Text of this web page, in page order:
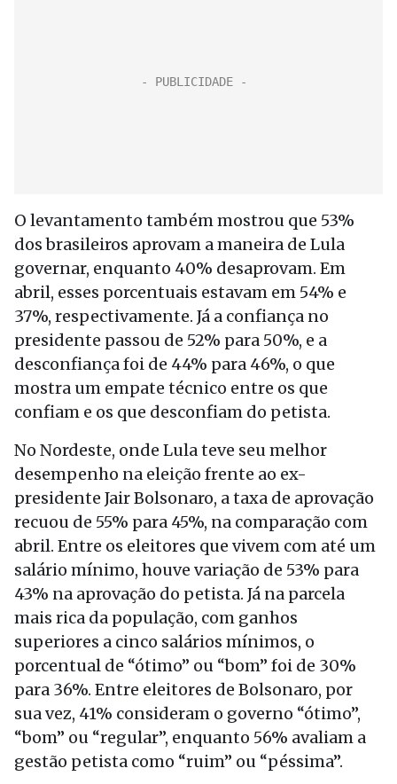
O levantamento também mostrou que 53%
dos brasileiros aprovam a maneira de Lula
governar, enquanto 40% desaprovam. Em
abril, esses porcentuais estavam em 54% e
37%, respectivamente. Já a confiança no
presidente passou de 52% para 50%, e a
desconfiança foi de 44% para 46%, o que
mostra um empate técnico entre os que
confiam e os que desconfiam do petista.
No Nordeste, onde Lula teve seu melhor
desempenho na eleição frente ao ex-
presidente Jair Bolsonaro, a taxa de aprovação
recuou de 55% para 45%, na comparação com
abril. Entre os eleitores que vivem com até um
salário mínimo, houve variação de 53% para
43% na aprovação do petista. Já na parcela
mais rica da população, com ganhos
superiores a cinco salários mínimos, o
porcentual de “ótimo” ou “bom” foi de 30%
para 36%. Entre eleitores de Bolsonaro, por
sua vez, 41% consideram o governo “ótimo”,
“bom” ou “regular”, enquanto 56% avaliam a
gestão petista como “ruim” ou “péssima”.